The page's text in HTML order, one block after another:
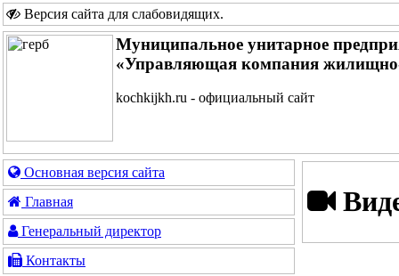
Версия сайта для слабовидящих.
Муниципальное унитарное
«Управляющая компания
kochkijkh.ru - официальный сайт
Основная версия сайта
Главная
Генеральный директор
Контакты